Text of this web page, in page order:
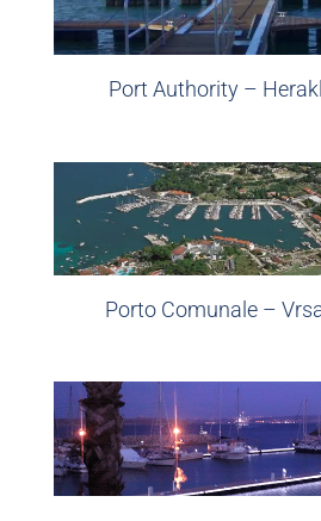
Port Authority –
Porto Comunale –